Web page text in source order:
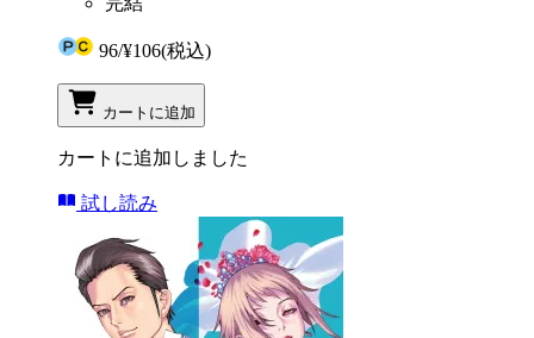
96/¥106(税込)
カートに追加
カートに追加しました
試し読み